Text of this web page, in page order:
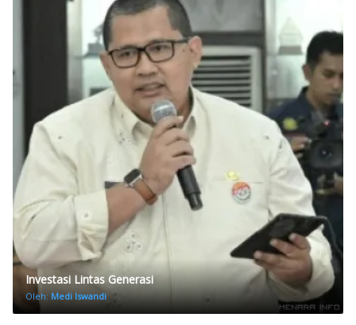
Investasi Lintas Generasi
Oleh: Medi Iswandi